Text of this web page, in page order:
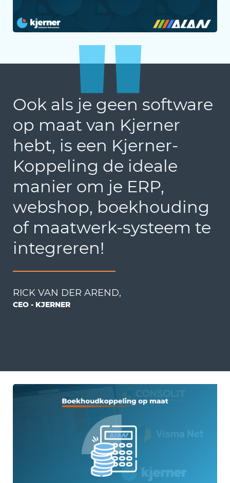
Ook als je geen software
op maat van Kjerner
hebt, is een Kjerner-
Koppeling de ideale
manier om je ERP,
webshop, boekhouding
of maatwerk-systeem te
integreren!
RICK VAN DER AREND,
CEO - KJERNER
"